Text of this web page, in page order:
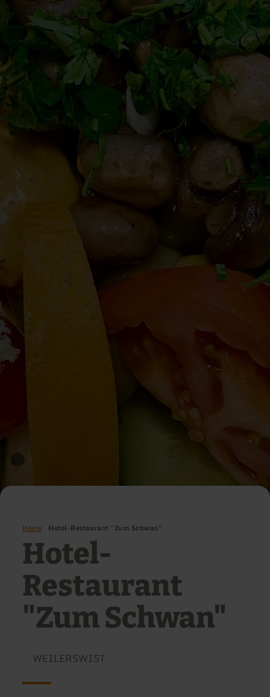
Home Hotel-Restaurant "Zum Schwan"
Hotel-
Restaurant
"Zum Schwan"
WEILERSWIST